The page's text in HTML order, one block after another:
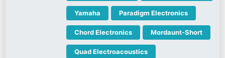
Yamaha Paradigm Electronics
Chord Electronics Mordaunt-Short
Quad Electroacoustics